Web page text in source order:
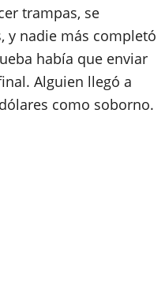
trampas, se
y nadie más completó
había que enviar
Alguien llegó a
como soborno.